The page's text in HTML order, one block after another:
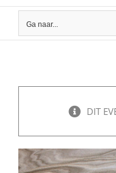
Ga naar...
DIT